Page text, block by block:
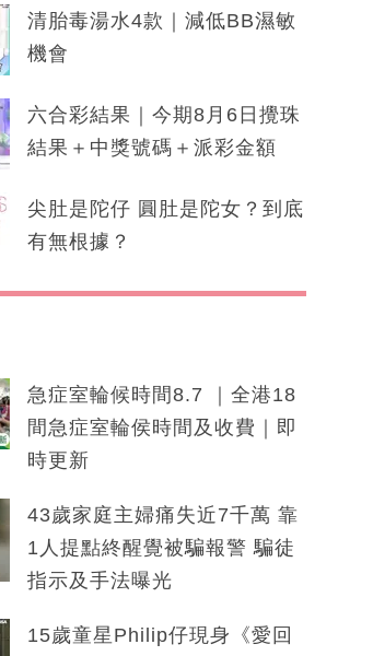
清胎毒湯水4款｜減低BB濕敏
機會
六合彩結果｜今期8月6日攪珠
結果＋中獎號碼＋派彩金額
尖肚是陀仔 圓肚是陀女？到底
有無根據？
急症室輪候時間8.7 ｜全港18
間急症室輪侯時間及收費｜即
時更新
43歲家庭主婦痛失近7千萬 靠
1人提點終醒覺被騙報警 騙徒
指示及手法曝光
15歲童星Philip仔現身《愛回